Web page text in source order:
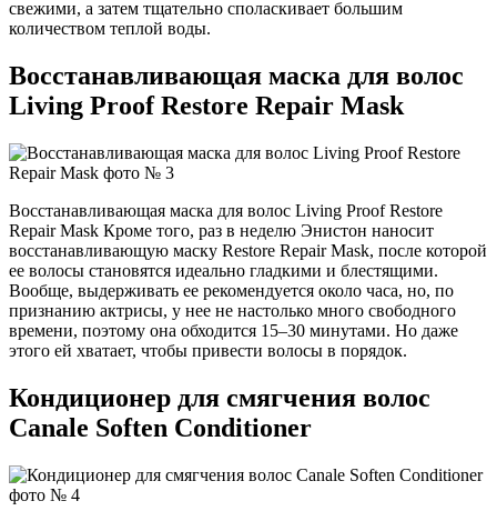
свежими, а затем тщательно споласкивает большим
количеством теплой воды.
Восстанавливающая маска для волос
Living Proof Restore Repair Mask
Восстанавливающая маска для волос Living Proof Restore
Repair Mask Кроме того, раз в неделю Энистон наносит
восстанавливающую маску Restore Repair Mask, после которой
ее волосы становятся идеально гладкими и блестящими.
Вообще, выдерживать ее рекомендуется около часа, но, по
признанию актрисы, у нее не настолько много свободного
времени, поэтому она обходится 15–30 минутами. Но даже
этого ей хватает, чтобы привести волосы в порядок.
Кондиционер для смягчения волос
Canale Soften Conditioner